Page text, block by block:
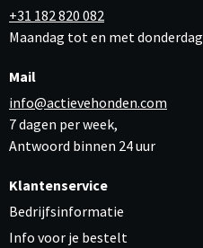
+31 182 820 082
Maandag tot en met
Mail
info@actievehonden.com
7 dagen per week,
Antwoord binnen 24 uur
Klantenservice
Bedrijfsinformatie
Info voor je bestelt